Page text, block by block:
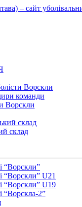
Ворскли
команди
Ворскли
склад
склад
“Ворскли”
“Ворскли” U21
“Ворскли” U19
“Ворскла-2”